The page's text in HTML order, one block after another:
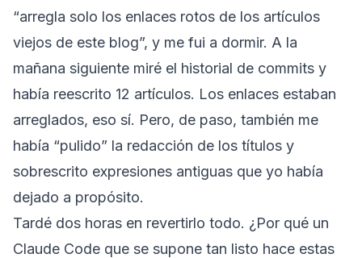
“arregla solo los enlaces rotos de los artículos
viejos de este blog”, y me fui a dormir. A la
mañana siguiente miré el historial de commits y
había reescrito 12 artículos. Los enlaces estaban
arreglados, eso sí. Pero, de paso, también me
había “pulido” la redacción de los títulos y
sobrescrito expresiones antiguas que yo había
dejado a propósito.
Tardé dos horas en revertirlo todo. ¿Por qué un
Claude Code que se supone tan listo hace estas